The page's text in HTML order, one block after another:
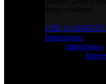
VER
Impressoras
Impressoras